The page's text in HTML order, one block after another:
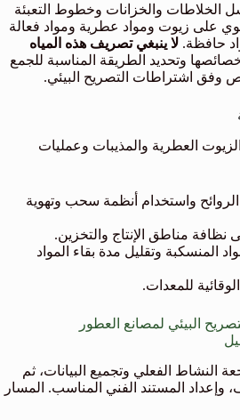
الخلاطات والخزانات وخطوط التعبئة
على زيوت ومواد عطرية ومواد فعالة
حافظة. لا ينبغي تصريف هذه المياه
وتحديد الطريقة المناسبة للجمع
وفق اشتراطات التصريح البيئي.
العطرية والمذيبات وعمليات
واستخدام أنظمة سحب وتهوية
نظافة مناطق الإنتاج والتخزين.
المنسكبة وتقليل مدة بقاء المواد
للمعدات.
البيئي لمصانع العطور
النشاط الفعلي وتجميع البيانات، ثم
وإعداد المستند الفني المناسب. المسار